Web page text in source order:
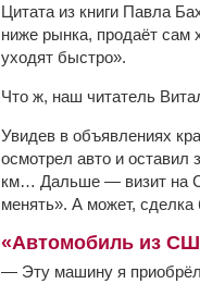
Цитата из книги Павла
ниже рынка, продаёт сам
уходят быстро».
Что ж, наш читатель
Увидев в объявлениях
осмотрел авто и оставил
км… Дальше — визит на
менять». А может, сделка
«Автомобиль из
— Эту машину я